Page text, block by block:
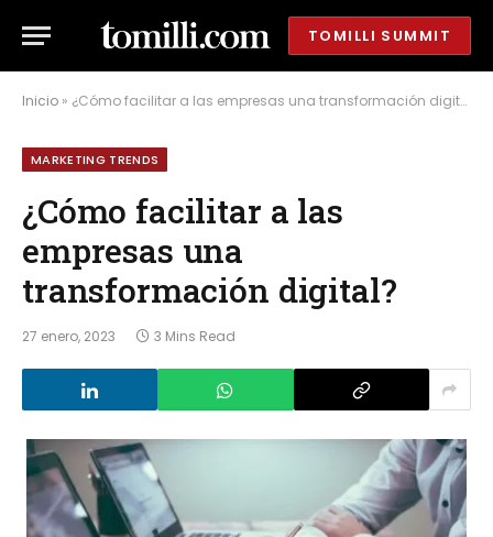
TOMILLI SUMMIT
Inicio » ¿Cómo facilitar a las empresas una transformación digital?
MARKETING TRENDS
¿Cómo facilitar a las
empresas una
transformación digital?
27 enero, 2023 3 Mins Read